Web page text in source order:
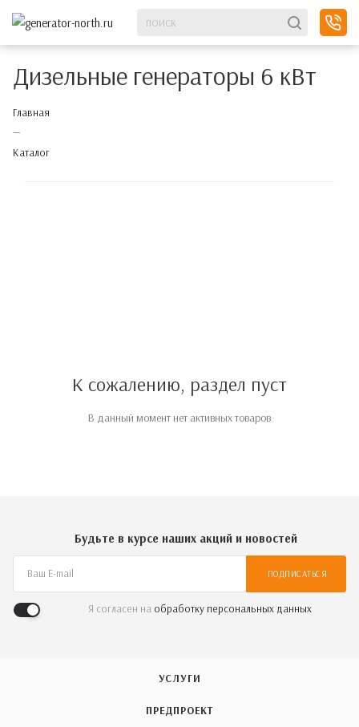
Дизельные генераторы 6 кВт
Главная
—
Каталог
К сожалению, раздел пуст
В данный момент нет активных товаров
Будьте в курсе наших акций и новостей
ПОДПИСАТЬСЯ
Я согласен на обработку персональных данных
УСЛУГИ
ПРЕДПРОЕКТ